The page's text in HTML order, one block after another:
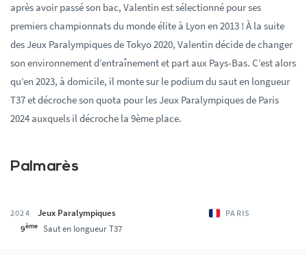
après avoir passé son bac, Valentin est sélectionné pour ses
premiers championnats du monde élite à Lyon en 2013 ! À la suite
des Jeux Paralympiques de Tokyo 2020, Valentin décide de changer
son environnement d’entraînement et part aux Pays-Bas. C’est alors
qu’en 2023, à domicile, il monte sur le podium du saut en longueur
T37 et décroche son quota pour les Jeux Paralympiques de Paris
2024 auxquels il décroche la 9ème place.
Palmarès
2024 Jeux Paralympiques PARIS
9ème Saut en longueur T37